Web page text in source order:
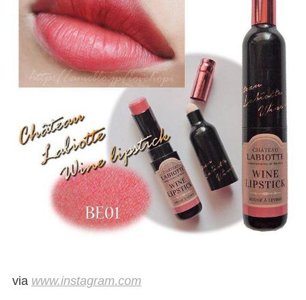
via www.instagram.com